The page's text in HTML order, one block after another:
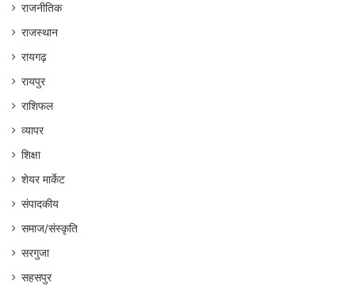
राजनीतिक
राजस्थान
रायगढ़
रायपुर
राशिफल
व्यापर
शिक्षा
शेयर मार्केट
संपादकीय
समाज/संस्कृति
सरगुजा
सहसपुर